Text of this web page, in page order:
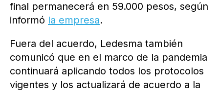
final permanecerá en 59.000 pesos, según
informó la empresa.
Fuera del acuerdo, Ledesma también
comunicó que en el marco de la pandemia
continuará aplicando todos los protocolos
vigentes y los actualizará de acuerdo a la